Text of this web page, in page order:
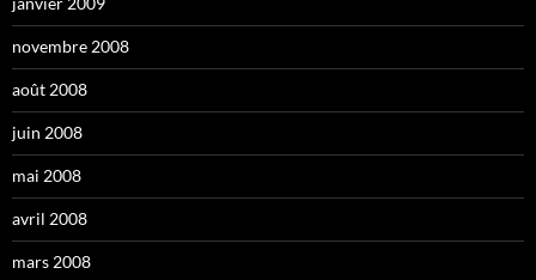
novembre 2008
août 2008
juin 2008
mai 2008
avril 2008
mars 2008